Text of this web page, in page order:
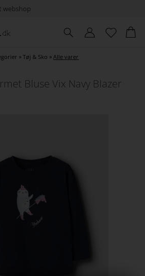
webshop
»Tøj & Sko »Alle varer
Bluse Vix Navy Blazer